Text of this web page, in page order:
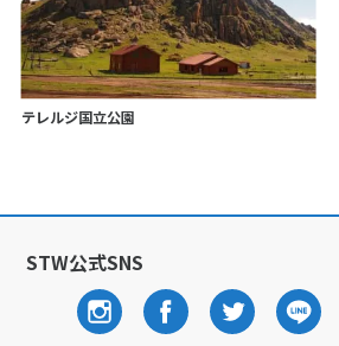
テレルジ国立公園
STW公式SNS